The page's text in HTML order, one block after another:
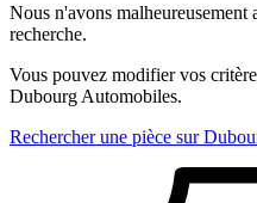
Nous n'avons malheureusement
recherche.
Vous pouvez modifier vos
Dubourg Automobiles.
Rechercher une pièce sur